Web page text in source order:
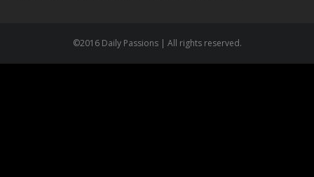
©2016 Daily Passions | All rights reserved.